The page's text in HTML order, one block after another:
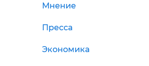
Мнение
Пресса
Экономика